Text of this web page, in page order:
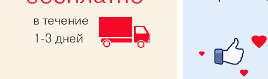
в течение
1-3 дней